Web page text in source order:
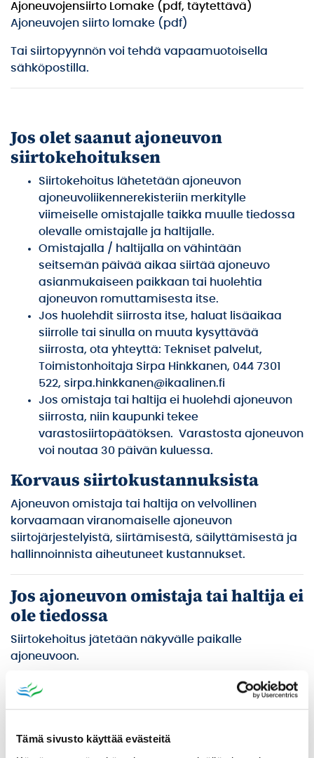
Tämä sivusto käyttää evästeitä
Ajoneuvojensiirto Lomake (pdf, täytettävä)
Ajoneuvojen siirto lomake (pdf)
Tai siirtopyynnön voi tehdä vapaamuotoisella
sähköpostilla.
Jos olet saanut ajoneuvon
siirtokehoituksen
Siirtokehoitus lähetetään ajoneuvon
ajoneuvoliikennerekisteriin merkitylle
viimeiselle omistajalle taikka muulle tiedossa
olevalle omistajalle ja haltijalle.
Omistajalla / haltijalla on vähintään
seitsemän päivää aikaa siirtää ajoneuvo
asianmukaiseen paikkaan tai huolehtia
ajoneuvon romuttamisesta itse.
Jos huolehdit siirrosta itse, haluat lisäaikaa
siirrolle tai sinulla on muuta kysyttävää
siirrosta, ota yhteyttä: Tekniset palvelut,
Toimistonhoitaja Sirpa Hinkkanen, 044 7301
522, sirpa.hinkkanen@ikaalinen.fi
Jos omistaja tai haltija ei huolehdi ajoneuvon
siirrosta, niin kaupunki tekee
varastosiirtopäätöksen. Varastosta ajoneuvon
voi noutaa 30 päivän kuluessa.
Korvaus siirtokustannuksista
Ajoneuvon omistaja tai haltija on velvollinen
korvaamaan viranomaiselle ajoneuvon
siirtojärjestelyistä, siirtämisestä, säilyttämisestä ja
hallinnoinnista aiheutuneet kustannukset.
Jos ajoneuvon omistaja tai haltija ei
ole tiedossa
Siirtokehoitus jätetään näkyvälle paikalle
ajoneuvoon.
Tiedoksianto voidaan tehdä kuuluttamalla siitä
vähintään 30 päivän ajan asianomaisen kunnan
annetussa laissa (34/1925) säädetään.